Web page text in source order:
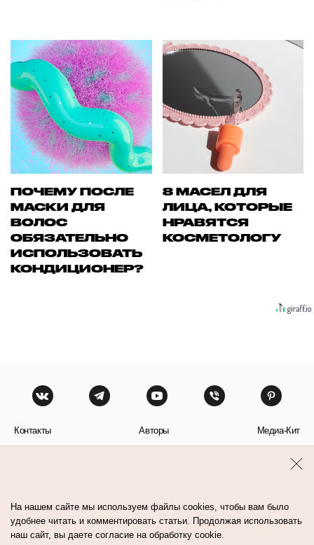
ПОЧЕМУ ПОСЛЕ
МАСКИ ДЛЯ
ВОЛОС
ОБЯЗАТЕЛЬНО
ИСПОЛЬЗОВАТЬ
КОНДИЦИОНЕР?
8 МАСЕЛ ДЛЯ
ЛИЦА, КОТОРЫЕ
НРАВЯТСЯ
КОСМЕТОЛОГУ
Контакты Авторы Медиа-Кит
На нашем сайте мы используем файлы cookies, чтобы вам было
удобнее читать и комментировать статьи. Продолжая использовать
наш сайт, вы даете согласие на обработку cookie.